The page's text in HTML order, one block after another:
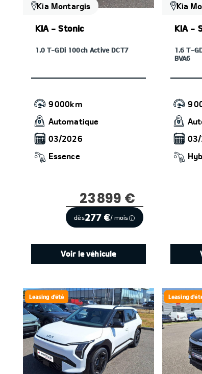
Kia Montargis
KIA - Stonic
1.0 T-GDi 100ch Active DCT7
9 000km
Automatique
03/2026
Essence
23 899 €
dès277 €/ mois
Voir le véhicule
Kia
KIA -
1.6 T-
BVA6
9
Leasing d'été Leasing